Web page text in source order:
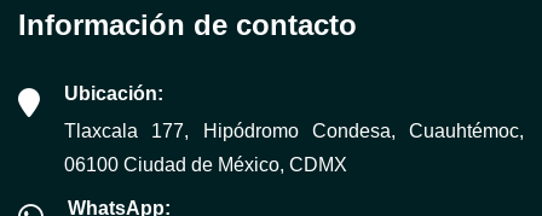
Información de contacto
Ubicación:
Tlaxcala 177, Hipódromo Condesa, Cuauhtémoc,
06100 Ciudad de México, CDMX
WhatsApp: